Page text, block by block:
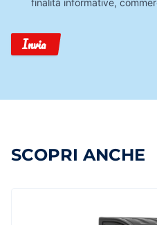
finalità informative,
Invia
SCOPRI ANCHE